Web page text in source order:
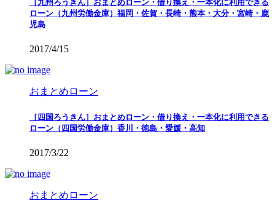
［九州ろうきん］おまとめローン・借り換え・一本化に利用できる
ローン（九州労働金庫）福岡・佐賀・長崎・熊本・大分・宮崎・鹿
児島
2017/4/15
おまとめローン
［四国ろうきん］おまとめローン・借り換え・一本化に利用できる
ローン（四国労働金庫）香川・徳島・愛媛・高知
2017/3/22
おまとめローン